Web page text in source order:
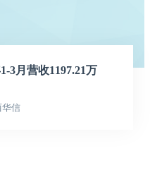
3月营收1197.21万
华信